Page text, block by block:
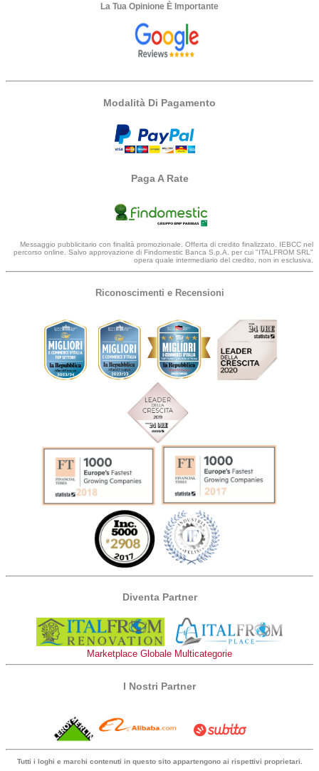
La Tua Opinione È Importante
Modalità Di Pagamento
Paga A Rate
Messaggio pubblicitario con finalità promozionale. Offerta di credito finalizzato. IEBCC nel
percorso online. Salvo approvazione di Findomestic Banca S.p.A. per cui "ITALFROM SRL"
opera quale intermediario del credito, non in esclusiva.
Riconoscimenti e Recensioni
Diventa Partner
Marketplace Globale Multicategorie
I Nostri Partner
Tutti i loghi e marchi contenuti in questo sito appartengono ai rispettivi proprietari.